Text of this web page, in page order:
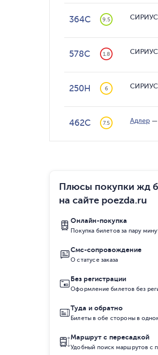
364С 9.5 СИРИУС
578С 1.8 СИРИУС
250Н 6 СИРИУС
462С 7.5 Адлер —
Плюсы покупки жд
на сайте poezda.ru
Онлайн-покупка
Покупка билетов за пару
Смс-сопровождение
О статусе заказа
Без регистрации
Оформление билетов без
Туда и обратно
Билеты в обе стороны в
Маршрут с пересадкой
Удобный поиск маршрутов с